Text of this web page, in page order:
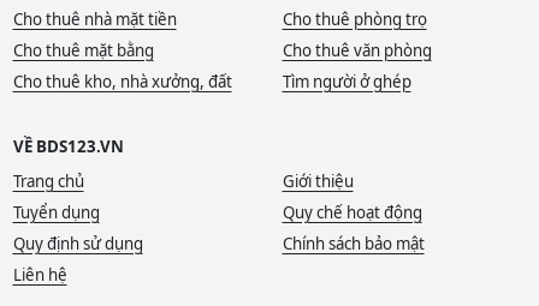
Cho thuê nhà mặt tiền
Cho thuê phòng trọ
Cho thuê mặt bằng
Cho thuê văn phòng
Cho thuê kho, nhà xưởng, đất
Tìm người ở ghép
VỀ BDS123.VN
Trang chủ
Giới thiệu
Tuyển dụng
Quy chế hoạt động
Quy định sử dụng
Chính sách bảo mật
Liên hệ